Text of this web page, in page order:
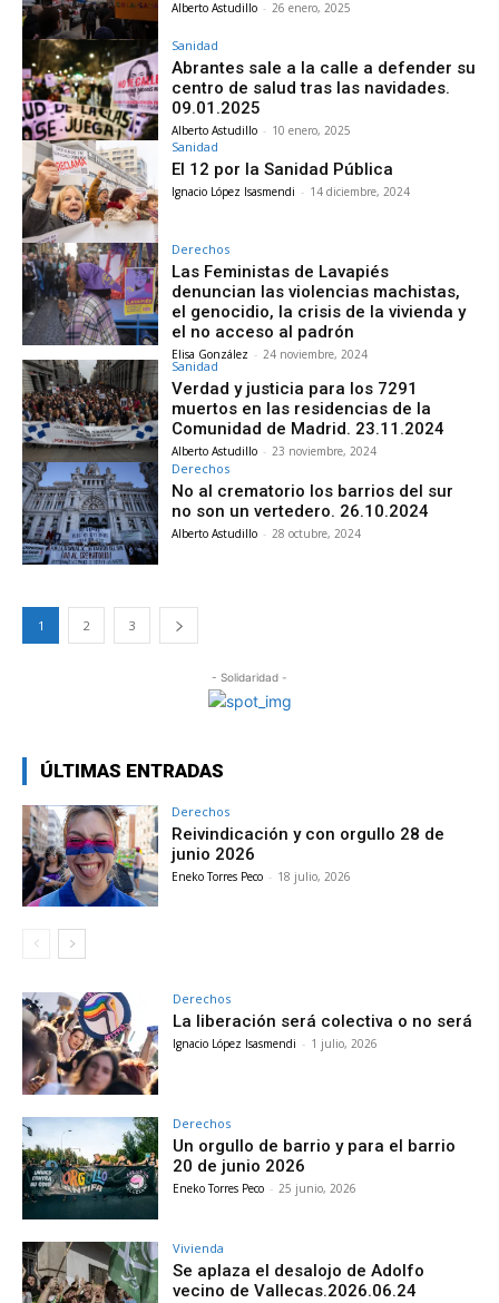
Alberto Astudillo - 26 enero, 2025
Sanidad
Abrantes sale a la calle a defender su
centro de salud tras las navidades.
09.01.2025
Alberto Astudillo - 10 enero, 2025
Sanidad
El 12 por la Sanidad Pública
Ignacio López Isasmendi - 14 diciembre, 2024
Derechos
Las Feministas de Lavapiés
denuncian las violencias machistas,
el genocidio, la crisis de la vivienda y
el no acceso al padrón
Elisa González - 24 noviembre, 2024
Sanidad
Verdad y justicia para los 7291
muertos en las residencias de la
Comunidad de Madrid. 23.11.2024
Alberto Astudillo - 23 noviembre, 2024
Derechos
No al crematorio los barrios del sur
no son un vertedero. 26.10.2024
Alberto Astudillo - 28 octubre, 2024
1 2 3
- Solidaridad -
ÚLTIMAS ENTRADAS
Derechos
Reivindicación y con orgullo 28 de
junio 2026
Eneko Torres Peco - 18 julio, 2026
Derechos
La liberación será colectiva o no será
Ignacio López Isasmendi - 1 julio, 2026
Derechos
Un orgullo de barrio y para el barrio
20 de junio 2026
Eneko Torres Peco - 25 junio, 2026
Vivienda
Se aplaza el desalojo de Adolfo
vecino de Vallecas.2026.06.24